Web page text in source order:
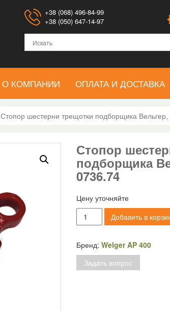
+38 (068) 496-84-99
+38 (050) 647-14-97
О КОМПАНИИ ОПЛАТА И ДОСТАВКА
Стопор шестерни трещотки подборщика
Стопор
подборщика
0736.74
Цену уточняйте
Количество
товара
шестерни
трещотки
подборщика
Добавить в
Бренд: Welger AP 400
Задать вопрос